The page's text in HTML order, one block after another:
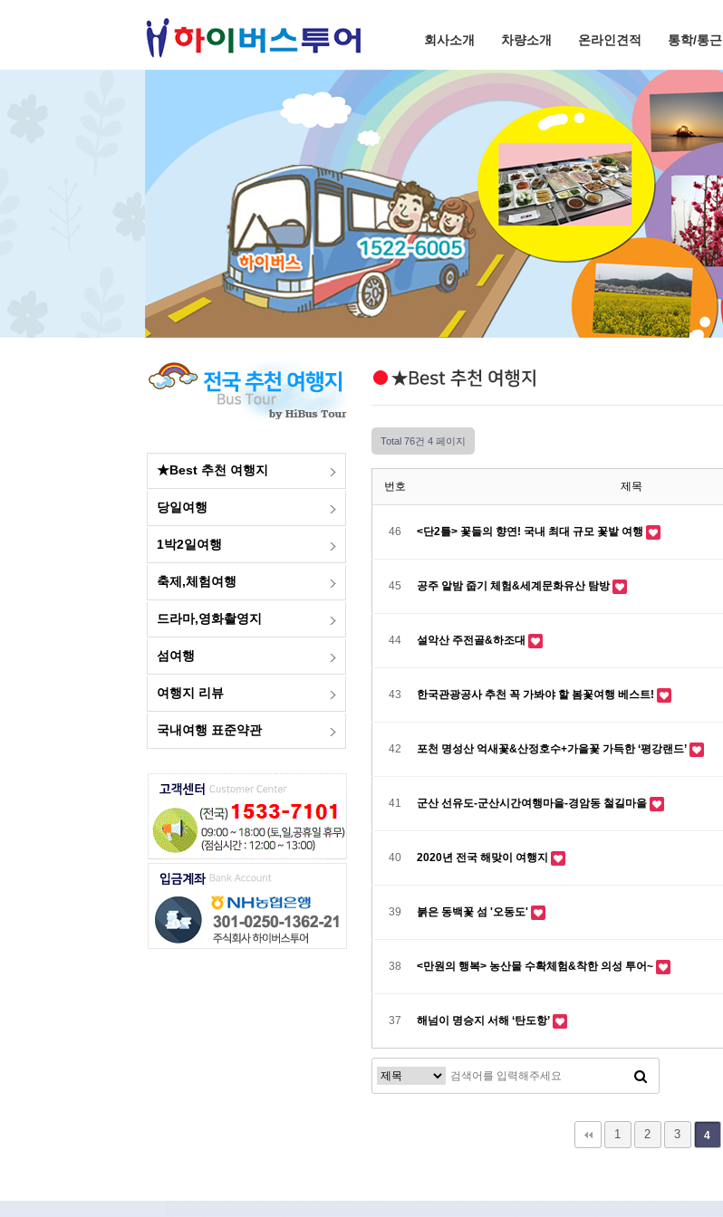
회사소개 차량소개 온라인견적 통학/통근
★Best 추천 여행지
당일여행
1박2일여행
축제,체험여행
드라마,영화촬영지
섬여행
여행지 리뷰
국내여행 표준약관
Total 76건 4 페이지
번호 제목
46 <단2틀> 꽃들의 향연! 국내 최대 규모 꽃밭 여행
45 공주 알밤 줍기 체험&세계문화유산 탐방
44 설악산 주전골&하조대
43 한국관광공사 추천 꼭 가봐야 할 봄꽃여행 베스트!
42 포천 명성산 억새꽃&산정호수+가을꽃 가득한 ‘평강랜드’
41 군산 선유도-군산시간여행마을-경암동 철길마을
40 2020년 전국 해맞이 여행지
39 붉은 동백꽃 섬 '오동도'
38 <만원의 행복> 농산물 수확체험&착한 의성 투어~
37 해넘이 명승지 서해 ‘탄도항’
1 2 3 4